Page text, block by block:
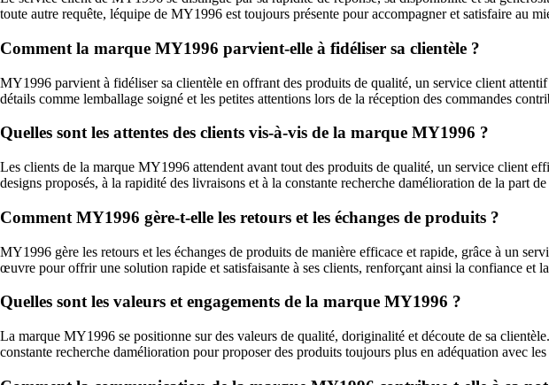
toute autre requête, léquipe de MY1996 est toujours présente pour accompagner et satisfaire au
Comment la marque MY1996 parvient-elle à fidéliser sa clientèle ?
MY1996 parvient à fidéliser sa clientèle en offrant des produits de qualité, un service client
détails comme lemballage soigné et les petites attentions lors de la réception des commandes
Quelles sont les attentes des clients vis-à-vis de la marque MY1996 ?
Les clients de la marque MY1996 attendent avant tout des produits de qualité, un service client
designs proposés, à la rapidité des livraisons et à la constante recherche damélioration de la part
Comment MY1996 gère-t-elle les retours et les échanges de produits ?
MY1996 gère les retours et les échanges de produits de manière efficace et rapide, grâce à un
œuvre pour offrir une solution rapide et satisfaisante à ses clients, renforçant ainsi la confiance et
Quelles sont les valeurs et engagements de la marque MY1996 ?
La marque MY1996 se positionne sur des valeurs de qualité, doriginalité et découte de sa
constante recherche damélioration pour proposer des produits toujours plus en adéquation avec